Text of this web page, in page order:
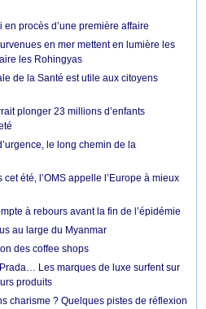
procès d’une première affaire
en mer mettent en lumière les
les Rohingyas
de la Santé est utile aux citoyens
plonger 23 millions d’enfants
le long chemin de la
été, l’OMS appelle l’Europe à mieux
à rebours avant la fin de l’épidémie
au large du Myanmar
des coffee shops
Les marques de luxe surfent sur
produits
charisme ? Quelques pistes de réflexion